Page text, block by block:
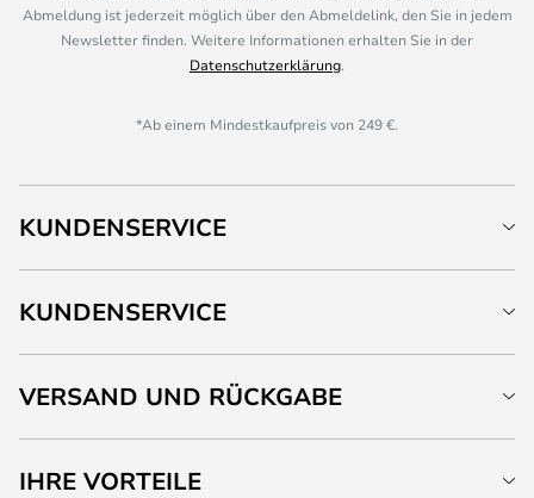
Abmeldung ist jederzeit möglich über den Abmeldelink, den Sie in jedem
Newsletter finden. Weitere Informationen erhalten Sie in der
Datenschutzerklärung.
*Ab einem Mindestkaufpreis von 249 €.
KUNDENSERVICE
KUNDENSERVICE
VERSAND UND RÜCKGABE
IHRE VORTEILE